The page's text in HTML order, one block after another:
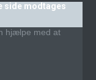
side modtages